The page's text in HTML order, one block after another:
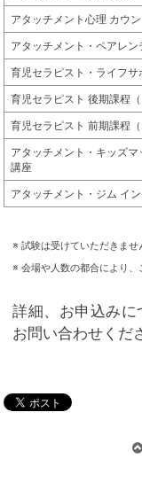
アタッチメント心理 カウ
アタッチメント・ペアレ
育児セラピスト・ライフ
育児セラピスト 後期課程（
育児セラピスト 前期課程（
アタッチメント・キッズ
講座
アタッチメント・ジム イ
※ 試験は受けていただきませ
※ 会場や人数の都合により、
詳細、お申込みに
お問い合わせくだ